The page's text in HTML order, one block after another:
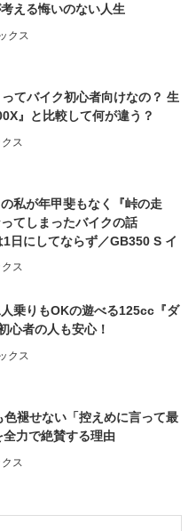
える悔いのない人生
クス
てバイク初心者向けなの？ 生
』と比較して何が違う？
クス
私が年甲斐もなく『峠の走
てしまったバイクの話
1日にしてならず／GB350 S イ
前編】
クス
乗りもOKの遊べる125cc『ダ
心者の人も安心！
クス
色褪せない「控えめに言って最
力で絶賛する理由
クス